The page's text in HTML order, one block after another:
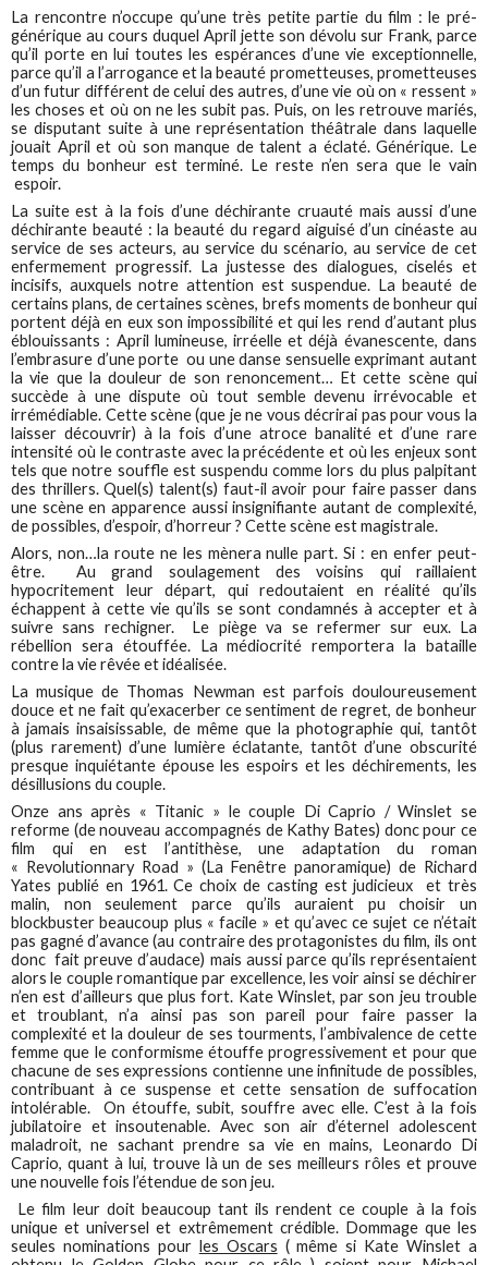
La rencontre n’occupe qu’une très petite partie du film : le pré-
générique au cours duquel April jette son dévolu sur Frank, parce
qu’il porte en lui toutes les espérances d’une vie exceptionnelle,
parce qu’il a l’arrogance et la beauté prometteuses, prometteuses
d’un futur différent de celui des autres, d’une vie où on « ressent »
les choses et où on ne les subit pas. Puis, on les retrouve mariés,
se disputant suite à une représentation théâtrale dans laquelle
jouait April et où son manque de talent a éclaté. Générique. Le
temps du bonheur est terminé. Le reste n’en sera que le vain
espoir.
La suite est à la fois d’une déchirante cruauté mais aussi d’une
déchirante beauté : la beauté du regard aiguisé d’un cinéaste au
service de ses acteurs, au service du scénario, au service de cet
enfermement progressif. La justesse des dialogues, ciselés et
incisifs, auxquels notre attention est suspendue. La beauté de
certains plans, de certaines scènes, brefs moments de bonheur qui
portent déjà en eux son impossibilité et qui les rend d’autant plus
éblouissants : April lumineuse, irréelle et déjà évanescente, dans
l’embrasure d’une porte ou une danse sensuelle exprimant autant
la vie que la douleur de son renoncement… Et cette scène qui
succède à une dispute où tout semble devenu irrévocable et
irrémédiable. Cette scène (que je ne vous décrirai pas pour vous la
laisser découvrir) à la fois d’une atroce banalité et d’une rare
intensité où le contraste avec la précédente et où les enjeux sont
tels que notre souffle est suspendu comme lors du plus palpitant
des thrillers. Quel(s) talent(s) faut-il avoir pour faire passer dans
une scène en apparence aussi insignifiante autant de complexité,
de possibles, d’espoir, d’horreur ? Cette scène est magistrale.
Alors, non…la route ne les mènera nulle part. Si : en enfer peut-
être. Au grand soulagement des voisins qui raillaient
hypocritement leur départ, qui redoutaient en réalité qu’ils
échappent à cette vie qu’ils se sont condamnés à accepter et à
suivre sans rechigner. Le piège va se refermer sur eux. La
rébellion sera étouffée. La médiocrité remportera la bataille
contre la vie rêvée et idéalisée.
La musique de Thomas Newman est parfois douloureusement
douce et ne fait qu’exacerber ce sentiment de regret, de bonheur
à jamais insaisissable, de même que la photographie qui, tantôt
(plus rarement) d’une lumière éclatante, tantôt d’une obscurité
presque inquiétante épouse les espoirs et les déchirements, les
désillusions du couple.
Onze ans après « Titanic » le couple Di Caprio / Winslet se
reforme (de nouveau accompagnés de Kathy Bates) donc pour ce
film qui en est l’antithèse, une adaptation du roman
« Revolutionnary Road » (La Fenêtre panoramique) de Richard
Yates publié en 1961. Ce choix de casting est judicieux et très
malin, non seulement parce qu’ils auraient pu choisir un
blockbuster beaucoup plus « facile » et qu’avec ce sujet ce n’était
pas gagné d’avance (au contraire des protagonistes du film, ils ont
donc fait preuve d’audace) mais aussi parce qu’ils représentaient
alors le couple romantique par excellence, les voir ainsi se déchirer
n’en est d’ailleurs que plus fort. Kate Winslet, par son jeu trouble
et troublant, n’a ainsi pas son pareil pour faire passer la
complexité et la douleur de ses tourments, l’ambivalence de cette
femme que le conformisme étouffe progressivement et pour que
chacune de ses expressions contienne une infinitude de possibles,
contribuant à ce suspense et cette sensation de suffocation
intolérable. On étouffe, subit, souffre avec elle. C’est à la fois
jubilatoire et insoutenable. Avec son air d’éternel adolescent
maladroit, ne sachant prendre sa vie en mains, Leonardo Di
Caprio, quant à lui, trouve là un de ses meilleurs rôles et prouve
une nouvelle fois l’étendue de son jeu.
Le film leur doit beaucoup tant ils rendent ce couple à la fois
unique et universel et extrêmement crédible. Dommage que les
seules nominations pour les Oscars ( même si Kate Winslet a